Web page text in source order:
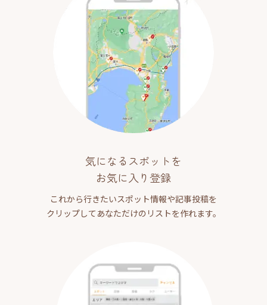
気になるスポットを
お気に入り登録
これから行きたいスポット情報や記事投稿を
クリップしてあなただけのリストを作れます。